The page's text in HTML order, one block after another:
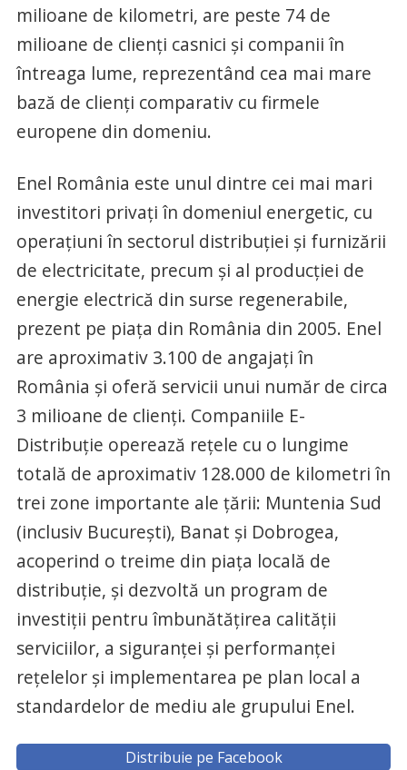
milioane de kilometri, are peste 74 de
milioane de clienţi casnici şi companii în
întreaga lume, reprezentând cea mai mare
bază de clienţi comparativ cu firmele
europene din domeniu.
Enel România este unul dintre cei mai mari
investitori privaţi în domeniul energetic, cu
operaţiuni în sectorul distribuţiei şi furnizării
de electricitate, precum şi al producţiei de
energie electrică din surse regenerabile,
prezent pe piaţa din România din 2005. Enel
are aproximativ 3.100 de angajaţi în
România şi oferă servicii unui număr de circa
3 milioane de clienţi. Companiile E-
Distribuţie operează reţele cu o lungime
totală de aproximativ 128.000 de kilometri în
trei zone importante ale ţării: Muntenia Sud
(inclusiv Bucureşti), Banat şi Dobrogea,
acoperind o treime din piaţa locală de
distribuţie, şi dezvoltă un program de
investiţii pentru îmbunătăţirea calităţii
serviciilor, a siguranţei şi performanţei
reţelelor şi implementarea pe plan local a
standardelor de mediu ale grupului Enel.
Distribuie pe Facebook